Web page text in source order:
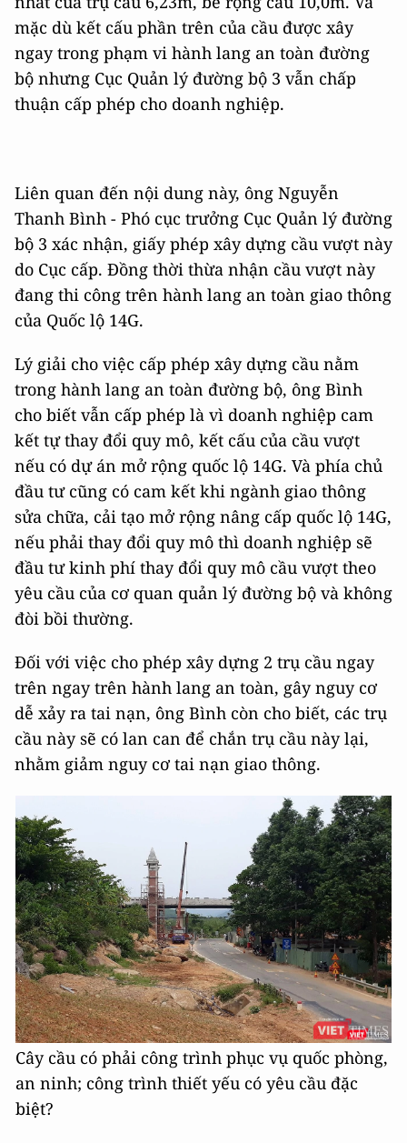
mặc dù kết cấu phần trên của cầu được xây
ngay trong phạm vi hành lang an toàn đường
bộ nhưng Cục Quản lý đường bộ 3 vẫn chấp
thuận cấp phép cho doanh nghiệp.
Liên quan đến nội dung này, ông Nguyễn
Thanh Bình - Phó cục trưởng Cục Quản lý đường
bộ 3 xác nhận, giấy phép xây dựng cầu vượt này
do Cục cấp. Đồng thời thừa nhận cầu vượt này
đang thi công trên hành lang an toàn giao thông
của Quốc lộ 14G.
Lý giải cho việc cấp phép xây dựng cầu nằm
trong hành lang an toàn đường bộ, ông Bình
cho biết vẫn cấp phép là vì doanh nghiệp cam
kết tự thay đổi quy mô, kết cấu của cầu vượt
nếu có dự án mở rộng quốc lộ 14G. Và phía chủ
đầu tư cũng có cam kết khi ngành giao thông
sửa chữa, cải tạo mở rộng nâng cấp quốc lộ 14G,
nếu phải thay đổi quy mô thì doanh nghiệp sẽ
đầu tư kinh phí thay đổi quy mô cầu vượt theo
yêu cầu của cơ quan quản lý đường bộ và không
đòi bồi thường.
Đối với việc cho phép xây dựng 2 trụ cầu ngay
trên ngay trên hành lang an toàn, gây nguy cơ
dễ xảy ra tai nạn, ông Bình còn cho biết, các trụ
cầu này sẽ có lan can để chắn trụ cầu này lại,
nhằm giảm nguy cơ tai nạn giao thông.
Cây cầu có phải công trình phục vụ quốc phòng,
an ninh; công trình thiết yếu có yêu cầu đặc
biệt?